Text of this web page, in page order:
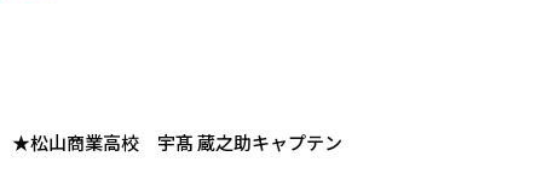
★松山商業高校 宇髙 蔵之助キャプテン